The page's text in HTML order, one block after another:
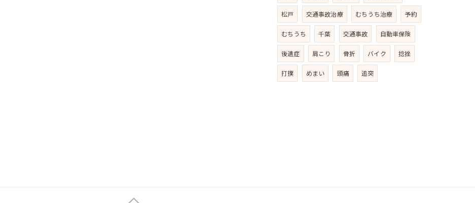
松戸 交通事故治療 むちうち治療 予約
むちうち 千葉 交通事故 自動車保険
後遺症 肩こり 骨折 バイク 捻挫
打撲 めまい 頭痛 追突